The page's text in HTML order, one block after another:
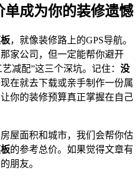
成为你的装修遗憾
，就像装修路上的GPS导航。
家公司，但一定能帮你避开
减配”这三个深坑。记住： 没
在就去下载或亲手制作一份属
让你的装修预算真正掌握在自己
屋面积和城市，我们会帮你估
的参考总价。如果觉得文章有
朋友。